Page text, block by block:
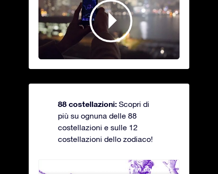
88 costellazioni: Scopri di
più su ognuna delle 88
costellazioni e sulle 12
costellazioni dello zodiaco!
Andromeda - La fanciulla in catene